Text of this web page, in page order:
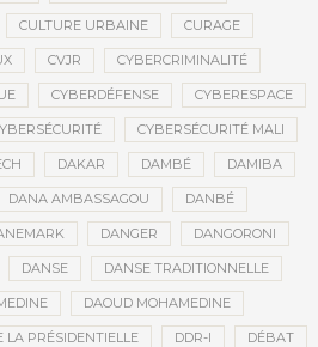
CULTURE URBAINE CURAGE
CVJR CYBERCRIMINALITÉ
CYBERDÉFENSE CYBERESPACE
CYBERSÉCURITÉ MALI
DAKAR DAMBÉ DAMIBA
DANA AMBASSAGOU DANBÉ
DANGER DANGORONI
DANSE DANSE TRADITIONNELLE
DAOUD MOHAMEDINE
LA PRÉSIDENTIELLE DDR-I DÉBAT